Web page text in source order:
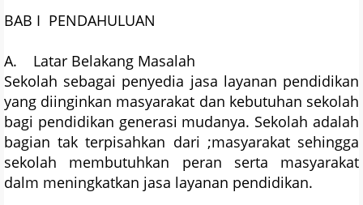
BAB I PENDAHULUAN
A. Latar Belakang Masalah
Sekolah sebagai penyedia jasa layanan pendidikan
yang diinginkan masyarakat dan kebutuhan sekolah
bagi pendidikan generasi mudanya. Sekolah adalah
bagian tak terpisahkan dari ;masyarakat sehingga
sekolah membutuhkan peran serta masyarakat
dalm meningkatkan jasa layanan pendidikan.